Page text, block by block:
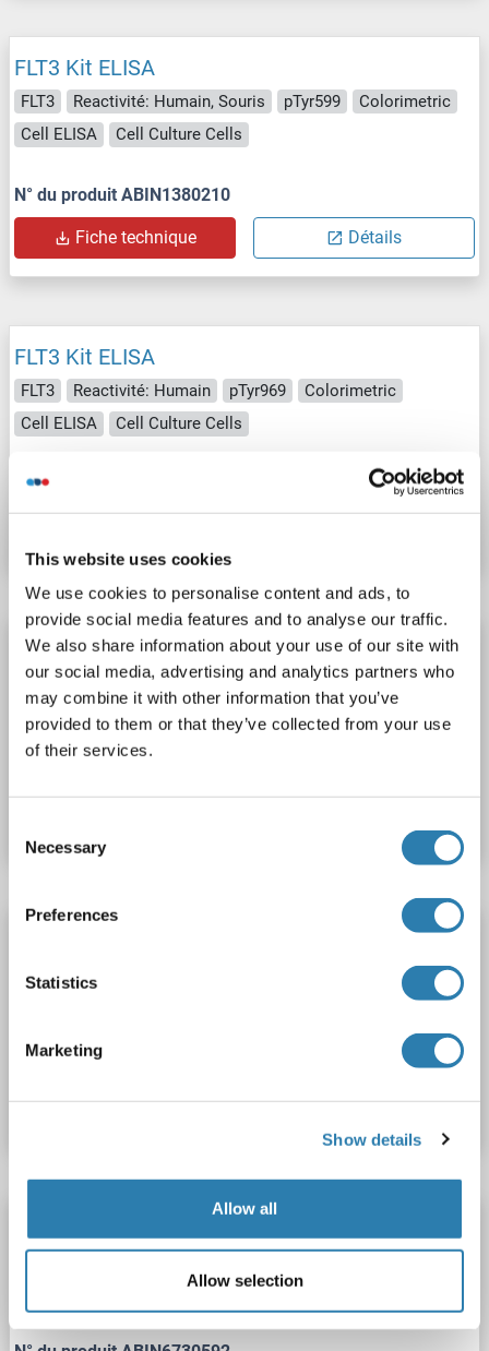
This website uses cookies
We use cookies to personalise content and ads, to
provide social media features and to analyse our traffic.
We also share information about your use of our site with
our social media, advertising and analytics partners who
may combine it with other information that you’ve
provided to them or that they’ve collected from your use
of their services.
Selection
Necessary
Preferences
Statistics
Marketing
Show details
Allow all
Allow selection
FLT3 Kit ELISA
FLT3 Reactivité: Humain, Souris pTyr599
Colorimetric
Cell ELISA
Cell Culture Cells
N° du produit ABIN1380210
Fiche technique Détails
FLT3 Kit ELISA
FLT3 Reactivité: Humain pTyr969
Colorimetric
Cell ELISA
Cell Culture Cells
N° du produit ABIN1380768
FLT3 Kit ELISA
FLT3 Reactivité: Humain, Souris pTyr842
Colorimetric
Cell ELISA
Cell Culture Cells
Sandwich ELISA
N° du produit ABIN4882906
Fiche technique Détails
FLT3 Reactivité: Souris Colorimetric
Sandwich ELISA